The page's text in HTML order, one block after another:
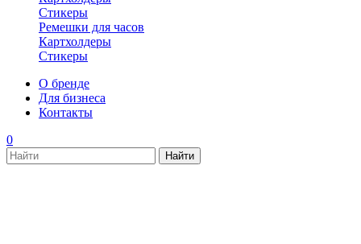
Стикеры
Ремешки для часов
Картхолдеры
Стикеры
О бренде
Для бизнеса
Контакты
0